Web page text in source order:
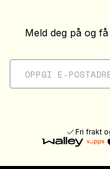
Meld deg på og
Fri frakt